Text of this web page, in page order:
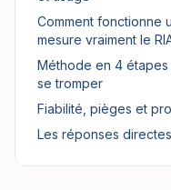
Comment fonctionne
mesure vraiment le
Méthode en 4 étapes
se tromper
Fiabilité, pièges et
Les réponses directes